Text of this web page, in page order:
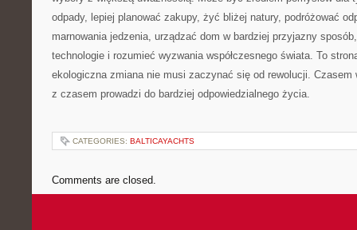
odpady, lepiej planować zakupy, żyć bliżej natury, podróżować
marnowania jedzenia, urządzać dom w bardziej przyjazny
technologie i rozumieć wyzwania współczesnego świata. To
ekologiczna zmiana nie musi zaczynać się od rewolucji.
z czasem prowadzi do bardziej odpowiedzialnego życia.
CATEGORIES: BALTICAYACHTS
Comments are closed.